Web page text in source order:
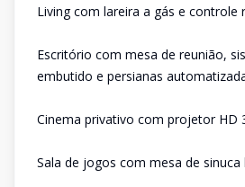
Living com lareira a gás e controle
Escritório com mesa de reunião,
embutido e persianas
Cinema privativo com projetor HD
Sala de jogos com mesa de sinuca